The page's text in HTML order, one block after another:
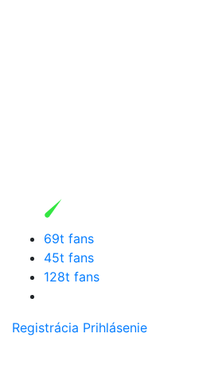
69t fans
45t fans
128t fans
Registrácia Prihlásenie